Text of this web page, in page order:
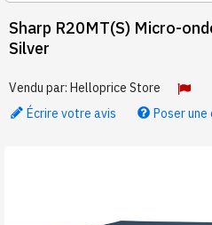
Sharp R20MT(S) Micro-
Silver
Vendu par: Helloprice Store
Écrire votre avis
Poser une